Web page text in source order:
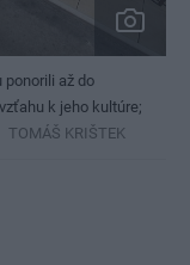
až do
k jeho kultúre;
TOMÁŠ KRIŠTEK